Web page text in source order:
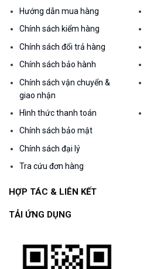
Hướng dẫn mua hàng
Chính sách kiểm hàng
Chính sách đổi trả hàng
Chính sách bảo hành
Chính sách vận chuyển &
giao nhận
Hình thức thanh toán
Chính sách bảo mật
Chính sách đại lý
Tra cứu đơn hàng
HỢP TÁC & LIÊN KẾT
TẢI ỨNG DỤNG